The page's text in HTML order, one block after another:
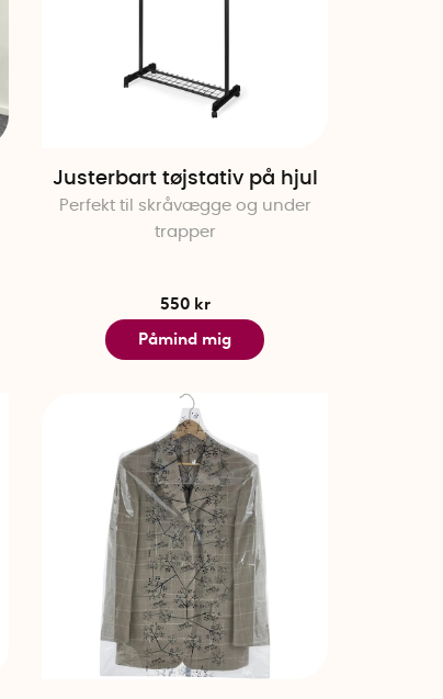
Justerbart tøjstativ på hjul
Perfekt til skråvægge og under
trapper
550 kr
Påmind mig